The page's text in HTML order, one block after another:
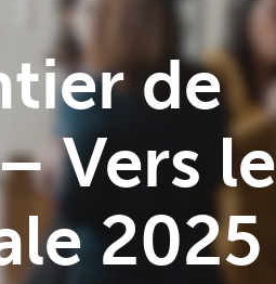
de
Vers le
2025